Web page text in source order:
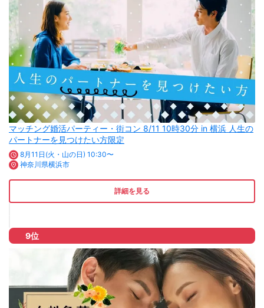
マッチング婚活パーティー・街コン 8/11 10時30分 in 横浜 人生の
パートナーを見つけたい方限定
8月11日(火・山の日) 10:30〜
神奈川県横浜市
詳細を見る
9位